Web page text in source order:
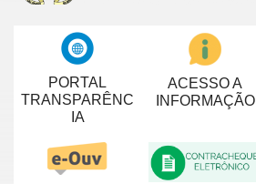
PORTAL
TRANSPARÊNC
IA
ACESSO A
INFORMAÇÃO